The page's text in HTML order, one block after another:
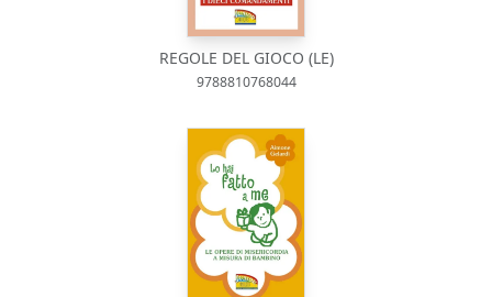
REGOLE DEL GIOCO (LE)
9788810768044